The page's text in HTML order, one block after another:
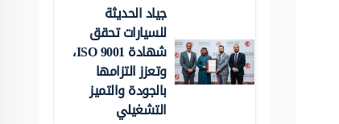
جياد الحديثة
للسيارات تحقق
شهادة ISO 9001،
وتعزز التزامها
بالجودة والتميز
التشغيلي